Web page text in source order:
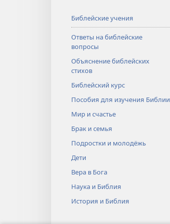
Библейские учения
Ответы на библейские
вопросы
Объяснение библейских
стихов
Библейский курс
Пособия для изучения Библии
Мир и счастье
Брак и семья
Подростки и молодёжь
Дети
Вера в Бога
Наука и Библия
История и Библия